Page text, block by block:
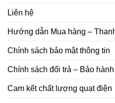
Liên hệ
Hướng dẫn Mua hàng –
Chính sách bảo mật thông tin
Chính sách đổi trả – Bảo hành
Cam kết chất lượng quạt điện